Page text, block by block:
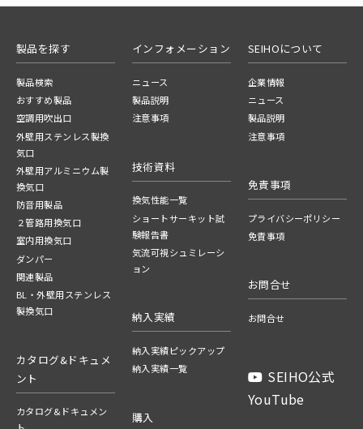
製品を探す
製品検索
おすすめ製品
空調用吹出口
外壁用ステンレス製換
気口
外壁用アルミニウム製
換気口
防音用製品
２管路用換気口
室内用換気口
ダンパー
関連製品
BL・外壁用ステンレス
製換気口
カタログ&ドキュメ
ント
カタログ&ドキュメン
インフォメーション
ニュース
製品説明
注意事項
技術資料
換気性能一覧
ショートサーキット試
験報告書
気流可視シュミレーシ
ョン
納入実績
納入実績ピックアップ
納入実績一覧
購入
SEIHOについて
企業情報
ニュース
製品説明
注意事項
免責事項
プライバシーポリシー
免責事項
お問合せ
お問合せ
SEIHO公式
YouTube